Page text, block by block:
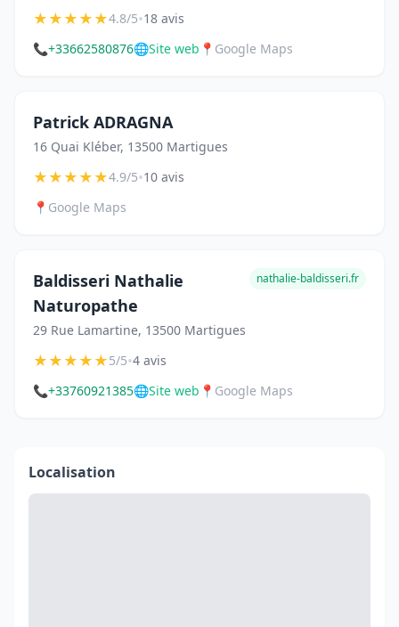
★★★★★4.8/5•18 avis
📞+33662580876🌐Site web 📍 Google Maps
Patrick ADRAGNA
16 Quai Kléber, 13500 Martigues
★★★★★4.9/5•10 avis
📍 Google Maps
Baldisseri Nathalie
Naturopathe
29 Rue Lamartine, 13500 Martigues
nathalie-baldisseri.fr
★★★★★5/5•4 avis
📞+33760921385🌐Site web 📍 Google Maps
Localisation